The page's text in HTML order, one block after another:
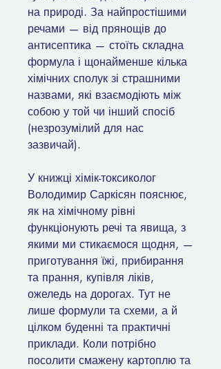
на природі. За найпростішими
речами — від прянощів до
антисептика — стоїть складна
формула і щонайменше кілька
хімічних сполук зі страшними
назвами, які взаємодіють між
собою у той чи інший спосіб
(незрозумілий для нас
зазвичай).
У книжці хімік-токсиколог
Володимир Саркісян пояснює,
як на хімічному рівні
функціонують речі та явища, з
якими ми стикаємося щодня, —
приготування їжі, прибирання
та прання, купівля ліків,
ожеледь на дорогах. Тут не
лише формули та схеми, а й
цілком буденні та практичні
приклади. Коли потрібно
посолити смажену картоплю та